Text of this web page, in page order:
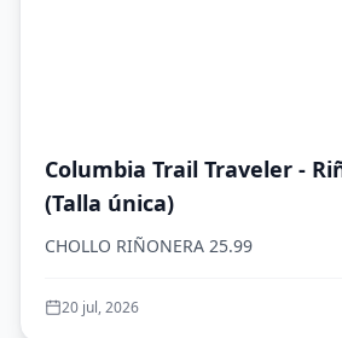
Columbia Trail Traveler -
(Talla única)
CHOLLO RIÑONERA 25.99
20 jul, 2026